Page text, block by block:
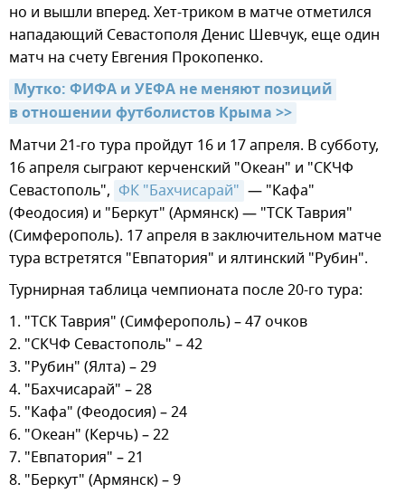
но и вышли вперед. Хет-триком в матче отметился
нападающий Севастополя Денис Шевчук, еще один
матч на счету Евгения Прокопенко.
Мутко: ФИФА и УЕФА не меняют позиций
в отношении футболистов Крыма >>
Матчи 21-го тура пройдут 16 и 17 апреля. В субботу,
16 апреля сыграют керченский "Океан" и "СКЧФ
Севастополь", ФК "Бахчисарай" — "Кафа"
(Феодосия) и "Беркут" (Армянск) — "ТСК Таврия"
(Симферополь). 17 апреля в заключительном матче
тура встретятся "Евпатория" и ялтинский "Рубин".
Турнирная таблица чемпионата после 20-го тура:
1. "ТСК Таврия" (Симферополь) – 47 очков
2. "СКЧФ Севастополь" – 42
3. "Рубин" (Ялта) – 29
4. "Бахчисарай" – 28
5. "Кафа" (Феодосия) – 24
6. "Океан" (Керчь) – 22
7. "Евпатория" – 21
8. "Беркут" (Армянск) – 9